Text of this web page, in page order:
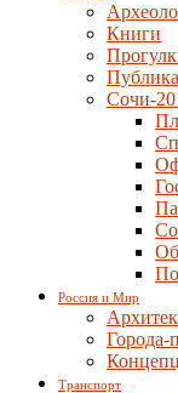
Книги
Сочи-
Россия и Мир
Города-
Транспорт